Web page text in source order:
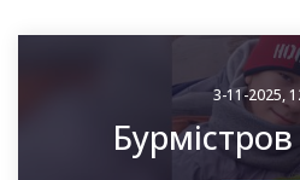
3-11-2025,